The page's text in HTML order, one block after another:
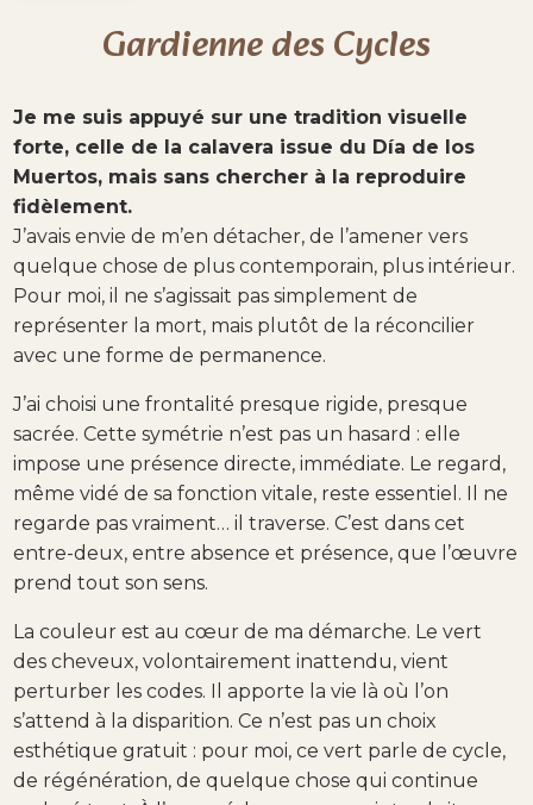
Gardienne des Cycles
Je me suis appuyé sur une tradition visuelle
forte, celle de la calavera issue du Día de los
Muertos, mais sans chercher à la reproduire
fidèlement.
J’avais envie de m’en détacher, de l’amener vers
quelque chose de plus contemporain, plus intérieur.
Pour moi, il ne s’agissait pas simplement de
représenter la mort, mais plutôt de la réconcilier
avec une forme de permanence.
J’ai choisi une frontalité presque rigide, presque
sacrée. Cette symétrie n’est pas un hasard : elle
impose une présence directe, immédiate. Le regard,
même vidé de sa fonction vitale, reste essentiel. Il ne
regarde pas vraiment… il traverse. C’est dans cet
entre-deux, entre absence et présence, que l’œuvre
prend tout son sens.
La couleur est au cœur de ma démarche. Le vert
des cheveux, volontairement inattendu, vient
perturber les codes. Il apporte la vie là où l’on
s’attend à la disparition. Ce n’est pas un choix
esthétique gratuit : pour moi, ce vert parle de cycle,
de régénération, de quelque chose qui continue